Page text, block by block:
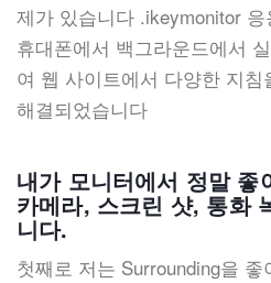
제가 있습니다 .ikeymonitor
휴대폰에서 백그라운드에서
여 웹 사이트에서 다양한 지
해결되었습니다
내가 모니터에서 정말 좋
카메라, 스크린 샷, 통화
니다.
첫째로 저는 Surrounding을